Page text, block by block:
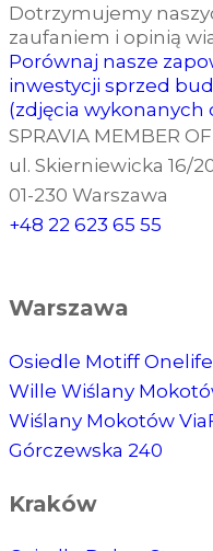
Dotrzymujemy
zaufaniem i opinią
Porównaj nasze
inwestycji sprzed
(zdjęcia wykonanych
SPRAVIA MEMBER
ul. Skierniewicka 16/
01-230 Warszawa
+48 22 623 65 55
Warszawa
Osiedle Motiff
Wille Wiślany
Wiślany Mokotów
Górczewska 240
Kraków